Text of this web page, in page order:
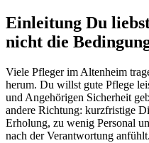
Einleitung Du
nicht die
Viele Pfleger im Altenheim
herum. Du willst gute Pflege
und Angehörigen Sicherheit
andere Richtung: kurzfristige
Erholung, zu wenig Personal
nach der Verantwortung anfühlt.